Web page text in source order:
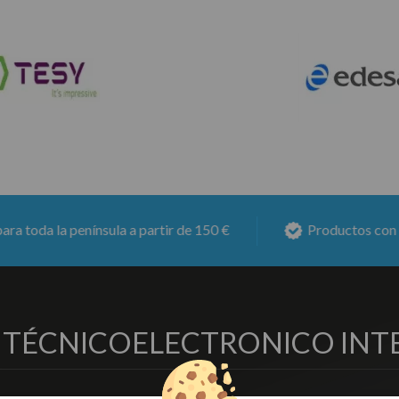
a partir de 150 € Productos con6 meses de
ELECTRONICO